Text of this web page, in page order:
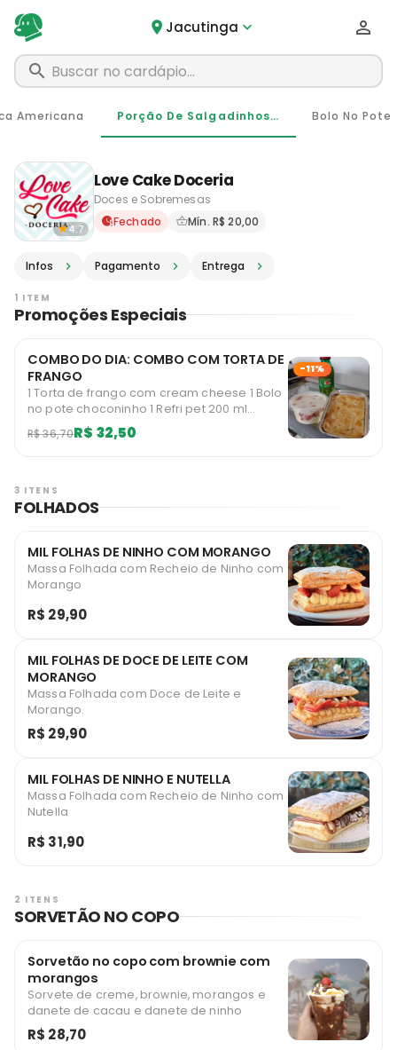
Jacutinga
4.7
Love Cake Doceria
Doces e Sobremesas
Delivery em Jacutinga -
Fechado Mín. R$ 20,00
Infos Pagamento Entrega
Americana Porção De Salgadinhos (8 Unidades) / Torta De Frango Bolo No Pote
1 ITEM
Promoções Especiais
COMBO DO DIA: COMBO COM TORTA DE
FRANGO
1 Torta de frango com cream cheese 1 Bolo
no pote choconinho 1 Refri pet 200 ml
Limitado a 10 unidades diárias por usuário.
R$ 36,70R$ 32,50
-11%
3 ITENS
FOLHADOS
MIL FOLHAS DE NINHO COM MORANGO
Massa Folhada com Recheio de Ninho com
Morango
R$ 29,90
MIL FOLHAS DE DOCE DE LEITE COM
MORANGO
Massa Folhada com Doce de Leite e
Morango.
R$ 29,90
MIL FOLHAS DE NINHO E NUTELLA
Massa Folhada com Recheio de Ninho com
Nutella
R$ 31,90
2 ITENS
SORVETÃO NO COPO
Sorvetão no copo com brownie com
morangos
Sorvete de creme, brownie, morangos e
danete de cacau e danete de ninho
R$ 28,70